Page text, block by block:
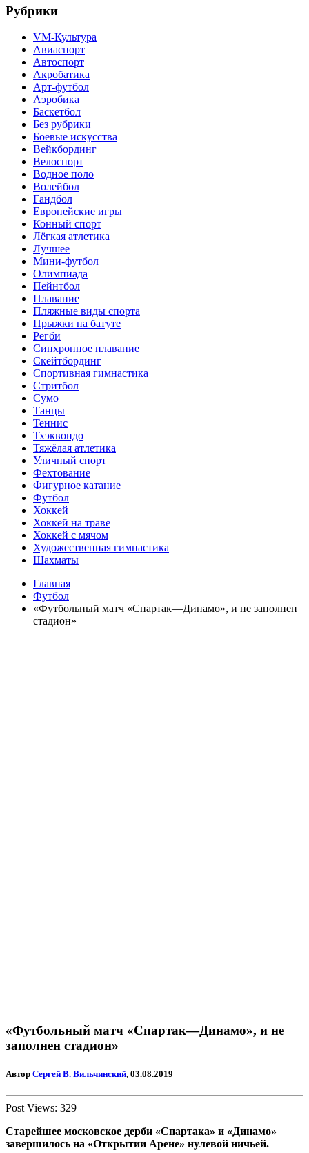
Рубрики
VM-Культура
Авиаспорт
Автоспорт
Акробатика
Арт-футбол
Аэробика
Баскетбол
Без рубрики
Боевые искусства
Вейкбординг
Велоспорт
Водное поло
Волейбол
Гандбол
Европейские игры
Конный спорт
Лёгкая атлетика
Лучшее
Мини-футбол
Олимпиада
Пейнтбол
Плавание
Пляжные виды спорта
Прыжки на батуте
Регби
Синхронное плавание
Скейтбординг
Спортивная гимнастика
Стритбол
Сумо
Танцы
Теннис
Тхэквондо
Тяжёлая атлетика
Уличный спорт
Фехтование
Фигурное катание
Футбол
Хоккей
Хоккей на траве
Хоккей с мячом
Художественная гимнастика
Шахматы
Главная
Футбол
«Футбольный матч «Спартак—Динамо», и не заполнен
стадион»
«Футбольный матч «Спартак—Динамо», и не
заполнен стадион»
Автор Сергей В. Вильчинский, 03.08.2019
Post Views: 329
Старейшее московское дерби «Спартака» и «Динамо»
завершилось на «Открытии Арене» нулевой ничьей.